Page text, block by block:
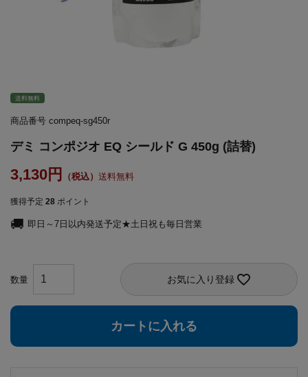
送料無料
商品番号 compeq-sg450r
デミ コンポジオ EQ シールド G 450g (詰替)
3,130 送料無料
獲得予定 28 ポイント
即日～7日以内発送予定★土日祝も毎日営業
お気に入り登録
カートに入れる